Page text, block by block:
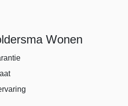
Wonen